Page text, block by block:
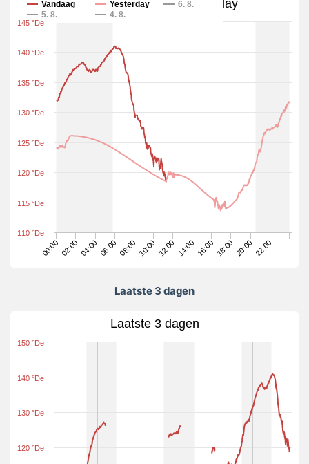
Compare yesterday and today
Vandaag Yesterday
6. 8.
5. 8.
4. 8.
00:00 02:00 04:00 06:00 08:00 10:00 12:00 14:00 16:00 18:00 20:00 22:00
110 °De
115 °De
120 °De
125 °De
130 °De
135 °De
140 °De
145 °De
Laatste 3 dagen
Laatste 3 dagen
120 °De
130 °De
140 °De
150 °De